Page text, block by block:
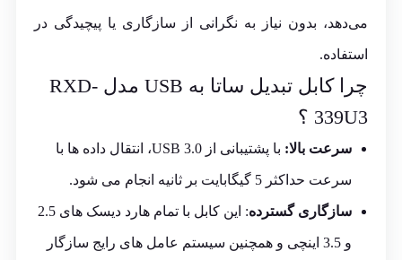
می‌دهد، بدون نیاز به نگرانی از سازگاری یا پیچیدگی در
استفاده.
چرا کابل تبدیل ساتا به USB مدل RXD-
339U3 ؟
سرعت بالا: با پشتیبانی از USB 3.0، انتقال داده ها با
سرعت حداکثر 5 گیگابایت بر ثانیه انجام می شود.
سازگاری گسترده : این کابل با تمام هارد دیسک های 2.5
و 3.5 اینچی و همچنین سیستم عامل های رایج سازگار